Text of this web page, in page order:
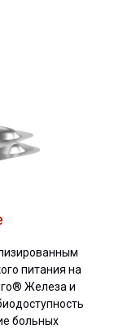
питания на
Железа и
больных